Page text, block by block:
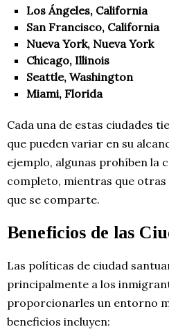
Los Ángeles, California
San Francisco, California
Nueva York, Nueva York
Chicago, Illinois
Seattle, Washington
Miami, Florida
Cada una de estas ciudades
que pueden variar en su
ejemplo, algunas prohíben la
completo, mientras que
que se comparte.
Beneficios de las
Las políticas de ciudad
principalmente a los
proporcionarles un entorno
beneficios incluyen: